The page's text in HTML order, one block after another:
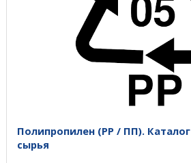
Полипропилен (PP / ПП).
сырья